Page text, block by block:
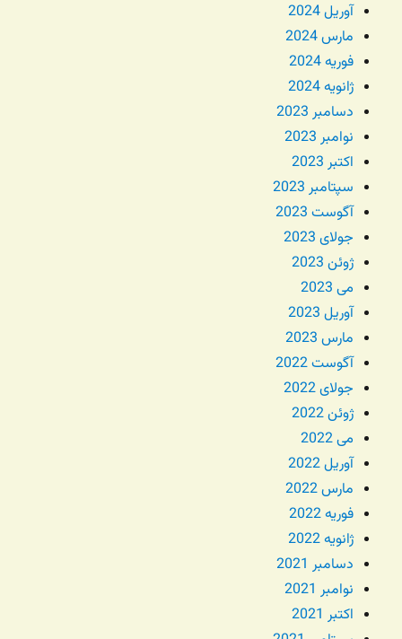
آوریل 2024
مارس 2024
فوریه 2024
ژانویه 2024
دسامبر 2023
نوامبر 2023
اکتبر 2023
سپتامبر 2023
آگوست 2023
جولای 2023
ژوئن 2023
می 2023
آوریل 2023
مارس 2023
آگوست 2022
جولای 2022
ژوئن 2022
می 2022
آوریل 2022
مارس 2022
فوریه 2022
ژانویه 2022
دسامبر 2021
نوامبر 2021
اکتبر 2021